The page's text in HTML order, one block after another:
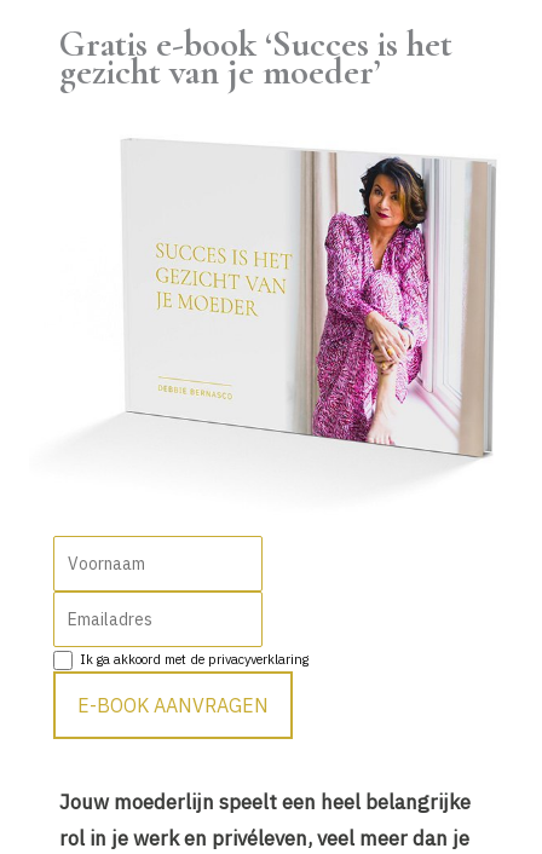
Gratis e-book ‘Succes is het
gezicht van je moeder’
Ik ga akkoord met de privacyverklaring
E-BOOK AANVRAGEN
Jouw moederlijn speelt een heel belangrijke
rol in je werk en privéleven, veel meer dan je